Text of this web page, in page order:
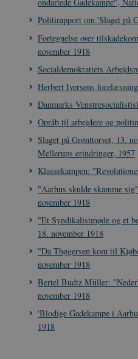
Politirapport om 'Slaget på
Fortegnelse over
november 1918
Socialdemokratiets
Herbert Iversens
Danmarks
Opråb til arbejdere og
Slaget på Grønttorvet, 13.
Mellerups erindringer, 1957
Klassekampen:
"Aarhus skulde skamme
november 1918
"Et Syndikalistmøde og et
18. november 1918
"Da Thøgersen kom til
november 1918
Bertel Budtz Müller:
november 1918
'Blodige Gadekampe i
1918